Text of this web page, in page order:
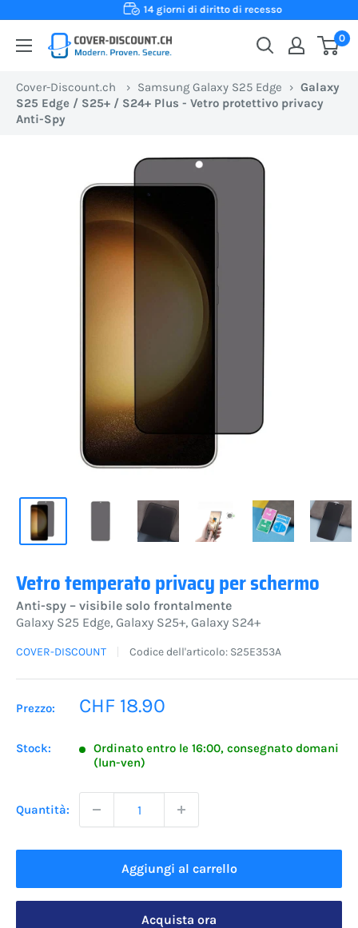
contenuto
14 giorni di diritto di recesso
Cover-
Il
tuo
custodie
protettive
0
Cover-Discount.ch › Samsung Galaxy S25 Edge › Galaxy
S25 Edge / S25+ / S24+ Plus - Vetro protettivo privacy
Anti-Spy
Vetro temperato privacy per schermo
Anti-spy – visibile solo frontalmente
Galaxy S25 Edge, Galaxy S25+, Galaxy S24+
COVER-DISCOUNT Codice dell'articolo: S25E353A
Prezzo:
Prezzo
CHF 18.90
Stock:
Ordinato entro le 16:00, consegnato domani
(lun-ven)
Quantità:
Aggiungi al carrello
Acquista ora